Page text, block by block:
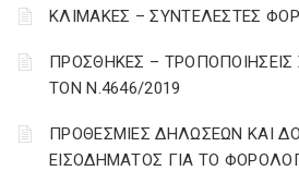
ΚΛΙΜΑΚΕΣ – ΣΥΝΤΕΛΕΣΤΕΣ
ΠΡΟΣΘΗΚΕΣ – ΤΡΟΠΟΠΟΙΗΣΕΙΣ
ΤΟΝ Ν.4646/2019
ΠΡΟΘΕΣΜΙΕΣ ΔΗΛΩΣΕΩΝ ΚΑΙ
ΕΙΣΟΔΗΜΑΤΟΣ ΓΙΑ ΤΟ